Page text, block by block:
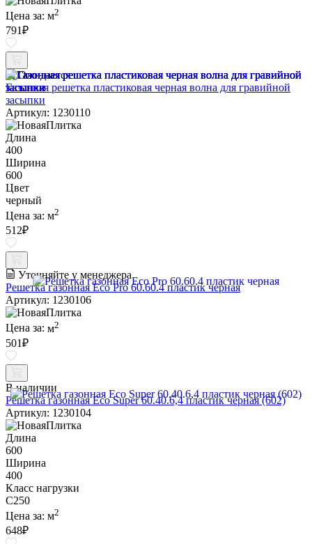
Цена за: м2
791₽
Ожидается
Газонная решетка пластиковая черная волна для гравийной
засыпки
Артикул: 1230110
Длина
400
Ширина
600
Цвет
черный
Цена за: м2
512₽
Уточняйте у менеджера
Решетка газонная Eco Pro 60.60.4 пластик черная
Артикул: 1230106
Цена за: м2
501₽
В наличии
Решетка газонная Eco Super 60.40.6,4 пластик черная (602)
Артикул: 1230104
Длина
600
Ширина
400
Класс нагрузки
C250
Цена за: м2
648₽